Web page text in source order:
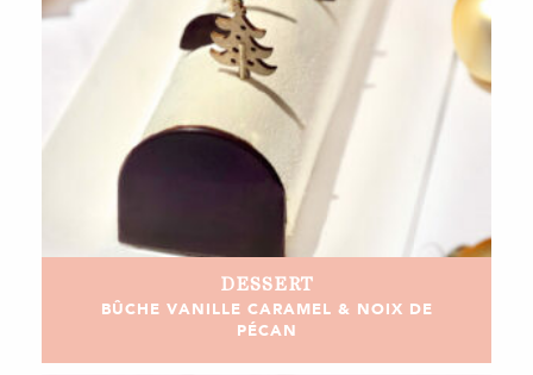
DESSERT
BÛCHE VANILLE CARAMEL & NOIX DE
PÉCAN